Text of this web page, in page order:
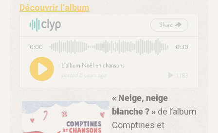
Découvrir l’album
« Neige, neige
blanche ? » de l’album
Comptines et